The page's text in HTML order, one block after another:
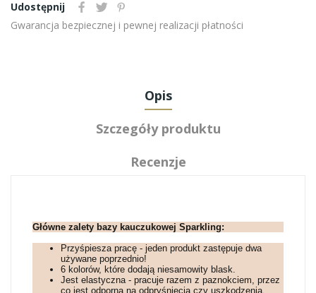
Udostępnij
Gwarancja bezpiecznej i pewnej realizacji płatności
Opis
Szczegóły produktu
Recenzje
Główne zalety bazy kauczukowej Sparkling:
Przyśpiesza pracę - jeden produkt zastępuje dwa
używane poprzednio!
6 kolorów, które dodają niesamowity blask.
Jest elastyczna - pracuje razem z paznokciem, przez
co jest odporna na odpryśnięcia czy uszkodzenia.